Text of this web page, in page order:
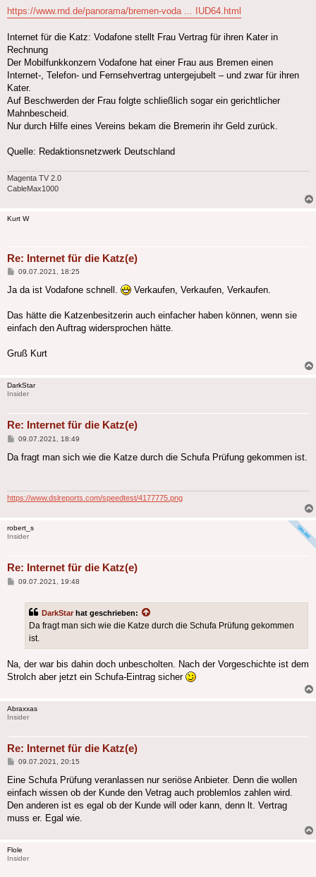
https://www.rnd.de/panorama/bremen-voda ... IUD64.html
Internet für die Katz: Vodafone stellt Frau Vertrag für ihren Kater in
Rechnung
Der Mobilfunkkonzern Vodafone hat einer Frau aus Bremen einen
Internet-, Telefon- und Fernsehvertrag untergejubelt – und zwar für ihren
Kater.
Auf Beschwerden der Frau folgte schließlich sogar ein gerichtlicher
Mahnbescheid.
Nur durch Hilfe eines Vereins bekam die Bremerin ihr Geld zurück.
Quelle: Redaktionsnetzwerk Deutschland
Magenta TV 2.0
CableMax1000
Kurt W
Re: Internet für die Katz(e)
Beitrag
09.07.2021, 18:25
Ja da ist Vodafone schnell. Verkaufen, Verkaufen, Verkaufen.
Das hätte die Katzenbesitzerin auch einfacher haben können, wenn sie
einfach den Auftrag widersprochen hätte.
Gruß Kurt
DarkStar
Insider
Re: Internet für die Katz(e)
Beitrag
09.07.2021, 18:49
Da fragt man sich wie die Katze durch die Schufa Prüfung gekommen ist.
https://www.dslreports.com/speedtest/4177775.png
robert_s
Insider
Re: Internet für die Katz(e)
Beitrag
09.07.2021, 19:48
DarkStar hat geschrieben:
Da fragt man sich wie die Katze durch die Schufa Prüfung gekommen
ist.
Na, der war bis dahin doch unbescholten. Nach der Vorgeschichte ist dem
Strolch aber jetzt ein Schufa-Eintrag sicher
Abraxxas
Insider
Re: Internet für die Katz(e)
Beitrag
09.07.2021, 20:15
Eine Schufa Prüfung veranlassen nur seriöse Anbieter. Denn die wollen
einfach wissen ob der Kunde den Vetrag auch problemlos zahlen wird.
Den anderen ist es egal ob der Kunde will oder kann, denn lt. Vertrag
muss er. Egal wie.
Flole
Insider